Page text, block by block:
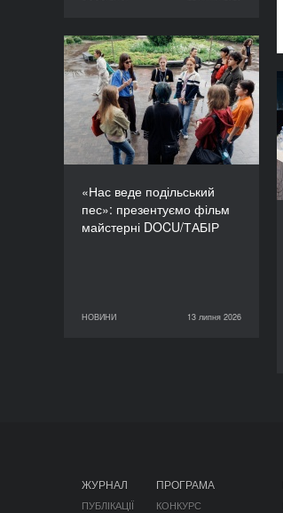
«Нас веде подільський
пес»: презентуємо фільм
майстерні DOCU/ТАБІР
НОВИНИ 13 липня 2026
«Нас веде подільський
пес»: презентуємо фільм
майстерні DOCU/ТАБІР
НОВИНИ
13 липня 2026
ЖУРНАЛ
ПУБЛІКАЦІЇ
ПРОГРАМА
КОНКУРС